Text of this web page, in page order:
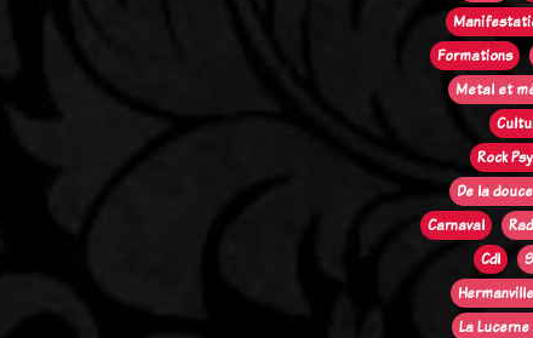
Formations
Metal et
Rock
De la
Carnaval
Cdl
La